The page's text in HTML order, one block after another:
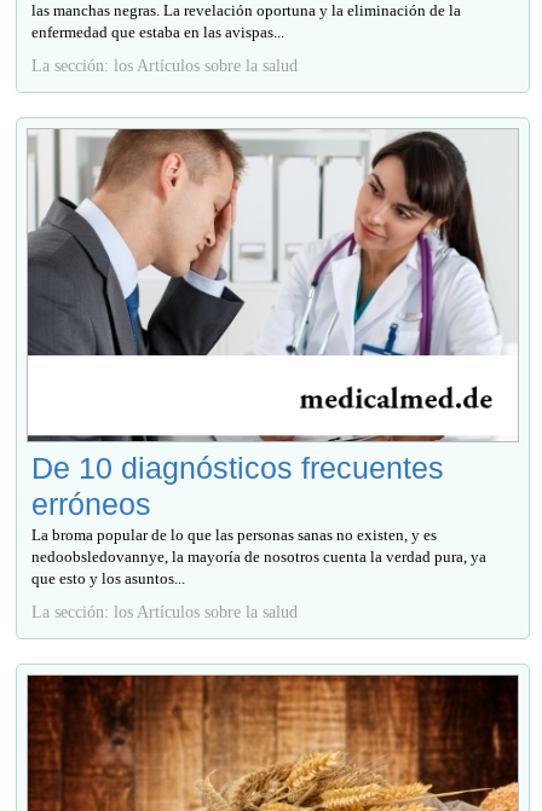
las manchas negras. La revelación oportuna y la eliminación de la
enfermedad que estaba en las avispas...
La sección: los Artículos sobre la salud
De 10 diagnósticos frecuentes
erróneos
La broma popular de lo que las personas sanas no existen, y es
nedoobsledovannye, la mayoría de nosotros cuenta la verdad pura, ya
que esto y los asuntos...
La sección: los Artículos sobre la salud